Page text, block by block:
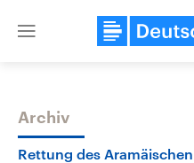
Close
Themen
Archiv
Rettung des Aramäischen